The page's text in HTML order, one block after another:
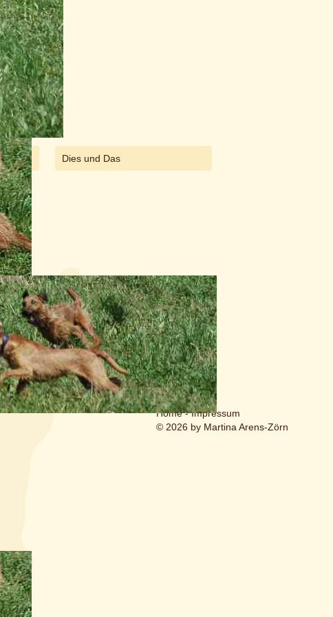
Home-Impressum
© 2026 by Martina Arens-Zörn
Dies und Das